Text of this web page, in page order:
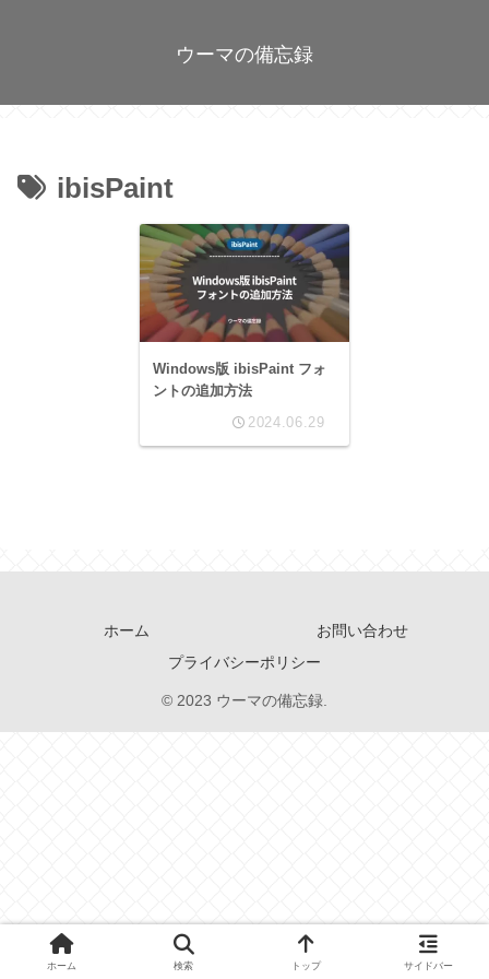
ウーマの備忘録
ibisPaint
Windows版 ibisPaint フォ
ントの追加方法
2024.06.29
ホーム
お問い合わせ
プライバシーポリシー
© 2023 ウーマの備忘録.
ホーム 検索 トップ サイドバー